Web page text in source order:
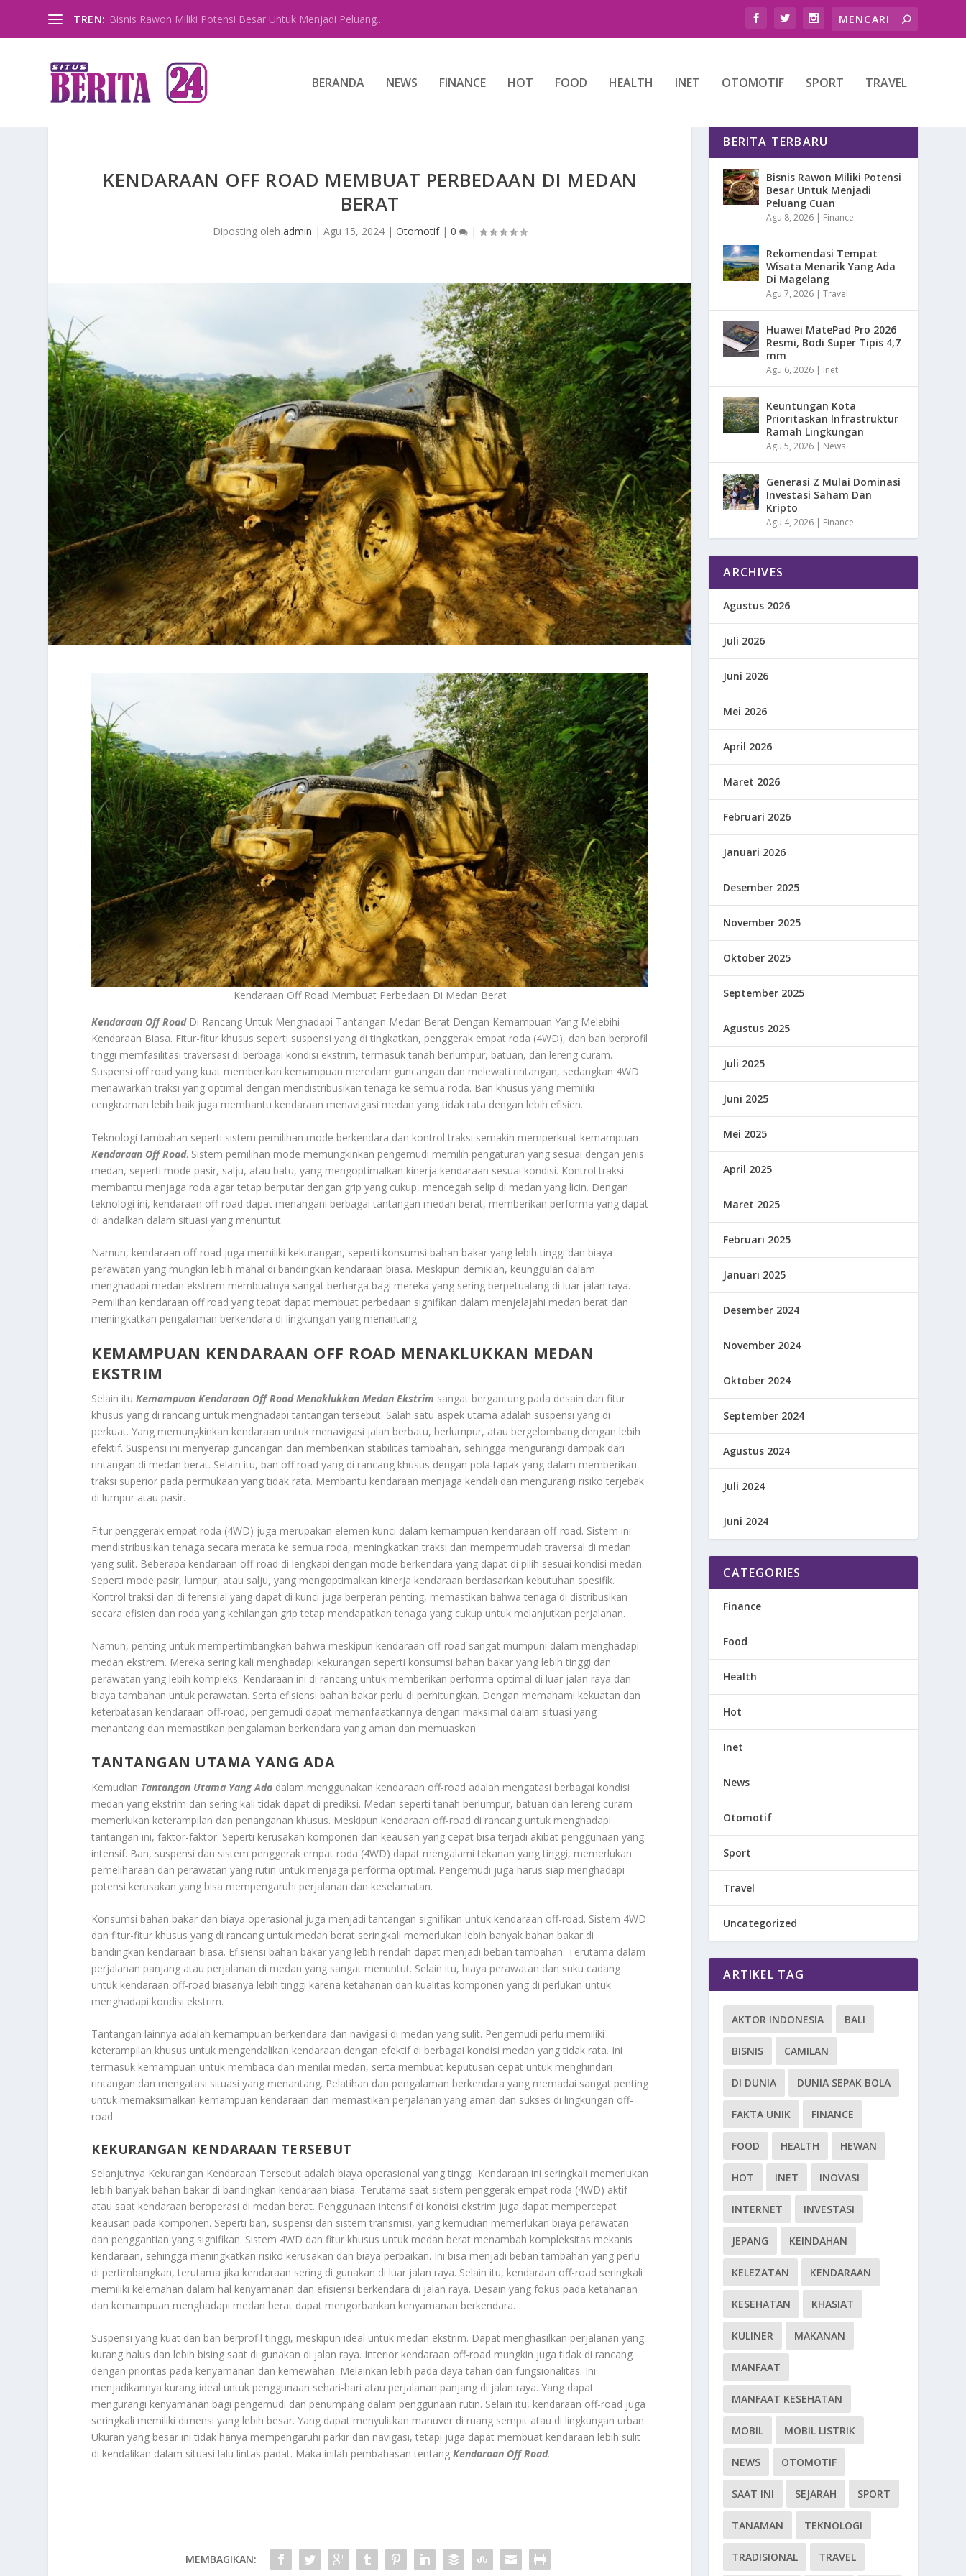
TREN: Bisnis Rawon Miliki Potensi Besar Untuk Menjadi Peluang...
BERANDA NEWS FINANCE HOT FOOD HEALTH INET OTOMOTIF SPORT TRAVEL
KENDARAAN OFF ROAD MEMBUAT PERBEDAAN DI MEDAN
BERAT
Diposting olehadmin |Agu 15, 2024 |Otomotif|0 |
Kendaraan Off Road Membuat Perbedaan Di Medan Berat
Kendaraan Off RoadDi Rancang Untuk Menghadapi Tantangan Medan Berat Dengan Kemampuan Yang Melebihi
Kendaraan Biasa. Fitur-fitur khusus seperti suspensi yang di tingkatkan, penggerak empat roda (4WD), dan ban berprofil
tinggi memfasilitasi traversasi di berbagai kondisi ekstrim, termasuk tanah berlumpur, batuan, dan lereng curam.
Suspensi off road yang kuat memberikan kemampuan meredam guncangan dan melewati rintangan, sedangkan 4WD
menawarkan traksi yang optimal dengan mendistribusikan tenaga ke semua roda. Ban khusus yang memiliki
cengkraman lebih baik juga membantu kendaraan menavigasi medan yang tidak rata dengan lebih efisien.
Teknologi tambahan seperti sistem pemilihan mode berkendara dan kontrol traksi semakin memperkuat kemampuan
Kendaraan Off Road. Sistem pemilihan mode memungkinkan pengemudi memilih pengaturan yang sesuai dengan jenis
medan, seperti mode pasir, salju, atau batu, yang mengoptimalkan kinerja kendaraan sesuai kondisi. Kontrol traksi
membantu menjaga roda agar tetap berputar dengan grip yang cukup, mencegah selip di medan yang licin. Dengan
teknologi ini, kendaraan off-road dapat menangani berbagai tantangan medan berat, memberikan performa yang dapat
di andalkan dalam situasi yang menuntut.
Namun, kendaraan off-road juga memiliki kekurangan, seperti konsumsi bahan bakar yang lebih tinggi dan biaya
perawatan yang mungkin lebih mahal di bandingkan kendaraan biasa. Meskipun demikian, keunggulan dalam
menghadapi medan ekstrem membuatnya sangat berharga bagi mereka yang sering berpetualang di luar jalan raya.
Pemilihan kendaraan off road yang tepat dapat membuat perbedaan signifikan dalam menjelajahi medan berat dan
meningkatkan pengalaman berkendara di lingkungan yang menantang.
KEMAMPUAN KENDARAAN OFF ROAD MENAKLUKKAN MEDAN
EKSTRIM
Selain ituKemampuan Kendaraan Off Road Menaklukkan Medan Ekstrim sangat bergantung pada desain dan fitur
khusus yang di rancang untuk menghadapi tantangan tersebut. Salah satu aspek utama adalah suspensi yang di
perkuat. Yang memungkinkan kendaraan untuk menavigasi jalan berbatu, berlumpur, atau bergelombang dengan lebih
efektif. Suspensi ini menyerap guncangan dan memberikan stabilitas tambahan, sehingga mengurangi dampak dari
rintangan di medan berat. Selain itu, ban off road yang di rancang khusus dengan pola tapak yang dalam memberikan
traksi superior pada permukaan yang tidak rata. Membantu kendaraan menjaga kendali dan mengurangi risiko terjebak
di lumpur atau pasir.
Fitur penggerak empat roda (4WD) juga merupakan elemen kunci dalam kemampuan kendaraan off-road. Sistem ini
mendistribusikan tenaga secara merata ke semua roda, meningkatkan traksi dan mempermudah traversal di medan
yang sulit. Beberapa kendaraan off-road di lengkapi dengan mode berkendara yang dapat di pilih sesuai kondisi medan.
Seperti mode pasir, lumpur, atau salju, yang mengoptimalkan kinerja kendaraan berdasarkan kebutuhan spesifik.
Kontrol traksi dan di ferensial yang dapat di kunci juga berperan penting, memastikan bahwa tenaga di distribusikan
secara efisien dan roda yang kehilangan grip tetap mendapatkan tenaga yang cukup untuk melanjutkan perjalanan.
Namun, penting untuk mempertimbangkan bahwa meskipun kendaraan off-road sangat mumpuni dalam menghadapi
medan ekstrem. Mereka sering kali menghadapi kekurangan seperti konsumsi bahan bakar yang lebih tinggi dan
perawatan yang lebih kompleks. Kendaraan ini di rancang untuk memberikan performa optimal di luar jalan raya dan
biaya tambahan untuk perawatan. Serta efisiensi bahan bakar perlu di perhitungkan. Dengan memahami kekuatan dan
keterbatasan kendaraan off-road, pengemudi dapat memanfaatkannya dengan maksimal dalam situasi yang
menantang dan memastikan pengalaman berkendara yang aman dan memuaskan.
TANTANGAN UTAMA YANG ADA
Kemudian Tantangan Utama Yang Ada dalam menggunakan kendaraan off-road adalah mengatasi berbagai kondisi
medan yang ekstrim dan sering kali tidak dapat di prediksi. Medan seperti tanah berlumpur, batuan dan lereng curam
memerlukan keterampilan dan penanganan khusus. Meskipun kendaraan off-road di rancang untuk menghadapi
tantangan ini, faktor-faktor. Seperti kerusakan komponen dan keausan yang cepat bisa terjadi akibat penggunaan yang
intensif. Ban, suspensi dan sistem penggerak empat roda (4WD) dapat mengalami tekanan yang tinggi, memerlukan
pemeliharaan dan perawatan yang rutin untuk menjaga performa optimal. Pengemudi juga harus siap menghadapi
potensi kerusakan yang bisa mempengaruhi perjalanan dan keselamatan.
Konsumsi bahan bakar dan biaya operasional juga menjadi tantangan signifikan untuk kendaraan off-road. Sistem 4WD
dan fitur-fitur khusus yang di rancang untuk medan berat seringkali memerlukan lebih banyak bahan bakar di
bandingkan kendaraan biasa. Efisiensi bahan bakar yang lebih rendah dapat menjadi beban tambahan. Terutama dalam
perjalanan panjang atau perjalanan di medan yang sangat menuntut. Selain itu, biaya perawatan dan suku cadang
untuk kendaraan off-road biasanya lebih tinggi karena ketahanan dan kualitas komponen yang di perlukan untuk
menghadapi kondisi ekstrim.
Tantangan lainnya adalah kemampuan berkendara dan navigasi di medan yang sulit. Pengemudi perlu memiliki
keterampilan khusus untuk mengendalikan kendaraan dengan efektif di berbagai kondisi medan yang tidak rata. Ini
termasuk kemampuan untuk membaca dan menilai medan, serta membuat keputusan cepat untuk menghindari
rintangan dan mengatasi situasi yang menantang. Pelatihan dan pengalaman berkendara yang memadai sangat penting
untuk memaksimalkan kemampuan kendaraan dan memastikan perjalanan yang aman dan sukses di lingkungan off-
road.
KEKURANGAN KENDARAAN TERSEBUT
Selanjutnya Kekurangan Kendaraan Tersebut adalah biaya operasional yang tinggi. Kendaraan ini seringkali memerlukan
lebih banyak bahan bakar di bandingkan kendaraan biasa. Terutama saat sistem penggerak empat roda (4WD) aktif
atau saat kendaraan beroperasi di medan berat. Penggunaan intensif di kondisi ekstrim juga dapat mempercepat
keausan pada komponen. Seperti ban, suspensi dan sistem transmisi, yang kemudian memerlukan biaya perawatan
dan penggantian yang signifikan. Sistem 4WD dan fitur khusus untuk medan berat menambah kompleksitas mekanis
kendaraan, sehingga meningkatkan risiko kerusakan dan biaya perbaikan. Ini bisa menjadi beban tambahan yang perlu
di pertimbangkan, terutama jika kendaraan sering di gunakan di luar jalan raya. Selain itu, kendaraan off-road seringkali
memiliki kelemahan dalam hal kenyamanan dan efisiensi berkendara di jalan raya. Desain yang fokus pada ketahanan
dan kemampuan menghadapi medan berat dapat mengorbankan kenyamanan berkendara.
Suspensi yang kuat dan ban berprofil tinggi, meskipun ideal untuk medan ekstrim. Dapat menghasilkan perjalanan yang
kurang halus dan lebih bising saat di gunakan di jalan raya. Interior kendaraan off-road mungkin juga tidak di rancang
dengan prioritas pada kenyamanan dan kemewahan. Melainkan lebih pada daya tahan dan fungsionalitas. Ini
menjadikannya kurang ideal untuk penggunaan sehari-hari atau perjalanan panjang di jalan raya. Yang dapat
mengurangi kenyamanan bagi pengemudi dan penumpang dalam penggunaan rutin. Selain itu, kendaraan off-road juga
seringkali memiliki dimensi yang lebih besar. Yang dapat menyulitkan manuver di ruang sempit atau di lingkungan urban.
Ukuran yang besar ini tidak hanya mempengaruhi parkir dan navigasi, tetapi juga dapat membuat kendaraan lebih sulit
di kendalikan dalam situasi lalu lintas padat. Maka inilah pembahasan tentangKendaraan Off Road.
MEMBAGIKAN:
BERITA TERBARU
Bisnis Rawon Miliki Potensi
Besar Untuk Menjadi
Peluang Cuan
Agu 8, 2026 | Finance
Rekomendasi Tempat
Wisata Menarik Yang Ada
Di Magelang
Agu 7, 2026 |Travel
Huawei MatePad Pro 2026
Resmi, Bodi Super Tipis 4,7
mm
Agu 6, 2026 | Inet
Keuntungan Kota
Prioritaskan Infrastruktur
Ramah Lingkungan
Agu 5, 2026 | News
Generasi Z Mulai Dominasi
Investasi Saham Dan
Kripto
Agu 4, 2026 | Finance
ARCHIVES
Agustus 2026
Juli 2026
Juni 2026
Mei 2026
April 2026
Maret 2026
Februari 2026
Januari 2026
Desember 2025
November 2025
Oktober 2025
September 2025
Agustus 2025
Juli 2025
Juni 2025
Mei 2025
April 2025
Maret 2025
Februari 2025
Januari 2025
Desember 2024
November 2024
Oktober 2024
September 2024
Agustus 2024
Juli 2024
Juni 2024
CATEGORIES
Finance
Food
Health
Hot
Inet
News
Otomotif
Sport
Travel
Uncategorized
ARTIKEL TAG
AKTOR INDONESIA BALI
BISNIS CAMILAN
DI DUNIA DUNIA SEPAK BOLA
FAKTA UNIK FINANCE
FOOD HEALTH HEWAN
HOT INET INOVASI
INTERNET INVESTASI
JEPANG KEINDAHAN
KELEZATAN KENDARAAN
KESEHATAN KHASIAT
KULINER MAKANAN
MANFAAT
MANFAAT KESEHATAN
MOBIL MOBIL LISTRIK
NEWS OTOMOTIF
SAAT INI SEJARAH SPORT
TANAMAN TEKNOLOGI
TRADISIONAL TRAVEL